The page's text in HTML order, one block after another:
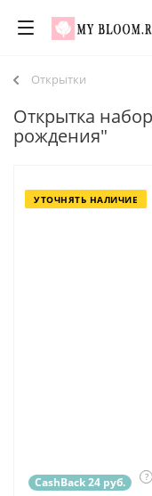
Открытки
Открытка
рождения"
УТОЧНЯТЬ НАЛИЧИЕ
CashBack 24 руб. ?